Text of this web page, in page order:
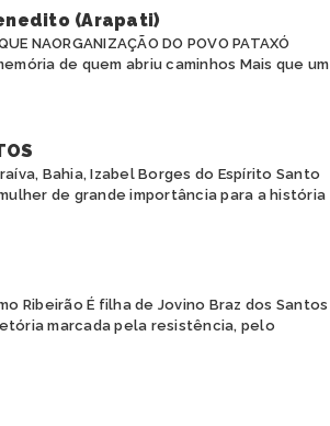
(Arapati)
NAORGANIZAÇÃO DO POVO PATAXÓ
de quem abriu caminhos Mais que um
Bahia, Izabel Borges do Espírito Santo
de grande importância para a história
Ribeirão É filha de Jovino Braz dos Santos
marcada pela resistência, pelo